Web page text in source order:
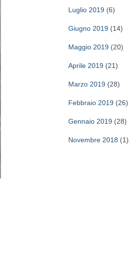
Luglio 2019(6)
Giugno 2019(14)
Maggio 2019(20)
Aprile 2019(21)
Marzo 2019(28)
Febbraio 2019(26)
Gennaio 2019(28)
Novembre 2018 (1)